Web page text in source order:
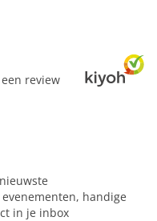
review
handige
in je inbox